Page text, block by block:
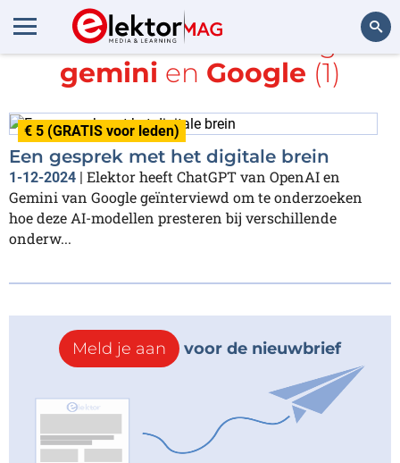
Alle items met de tags
gemini en Google (1)
€ 5 (GRATIS voor leden)
Een gesprek met het digitale brein
1-12-2024 | Elektor heeft ChatGPT van OpenAI en
Gemini van Google geïnterviewd om te onderzoeken
hoe deze AI-modellen presteren bij verschillende
onderw...
Meld je aan voor de nieuwbrief